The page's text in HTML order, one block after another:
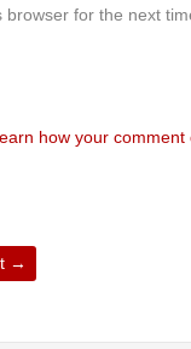
for the next
how your
→